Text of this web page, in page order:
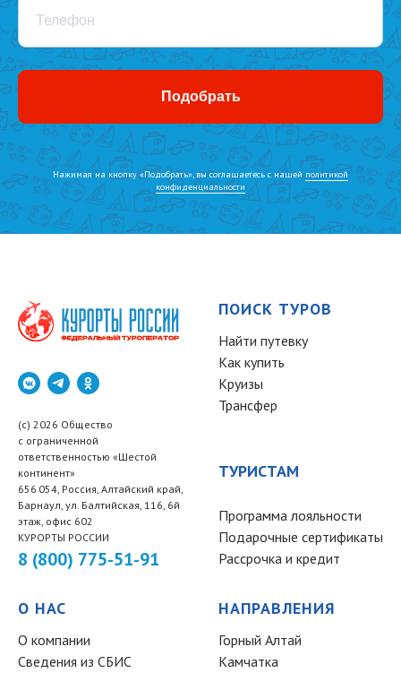
Телефон
Подобрать
Нажимая на кнопку «Подобрать», вы соглашаетесь с нашей политикой
конфиденциальности
(c) 2026 Общество
с ограниченной
ответственностью «Шестой
континент»
656 054, Россия, Алтайский край,
Барнаул, ул. Балтийская, 116, 6й
этаж, офис 602
КУРОРТЫ РОССИИ
8 (800) 775-51-91
ПОИСК ТУРОВ
Найти путевку
Как купить
Круизы
Трансфер
ТУРИСТАМ
Программа лояльности
Подарочные сертификаты
Рассрочка и кредит
О НАС
О компании
Сведения из СБИС
НАПРАВЛЕНИЯ
Горный Алтай
Камчатка